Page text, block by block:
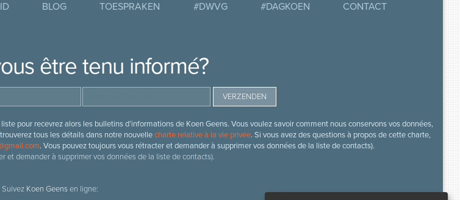
BLOG TOESPRAKEN #DWVG #DAGKOEN CONTACT
être tenu informé?
pour recevrez alors les bulletins d’informations de Koen Geens. Vous voulez savoir comment nous conservons vos données,
tous les détails dans notre nouvellecharte relative à la vie privée. Si vous avez des questions à propos de cette charte,
. Vous pouvez toujours vous rétracter et demander à supprimer vos données de la liste de contacts).
et demander à supprimer vos données de la liste de contacts).
Suivez Koen Geensen ligne: